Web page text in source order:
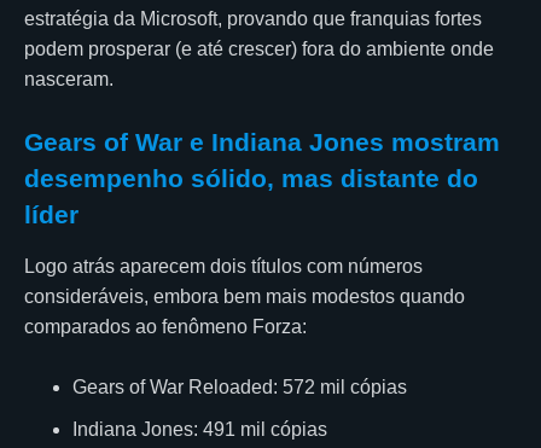
estratégia da Microsoft, provando que franquias fortes
podem prosperar (e até crescer) fora do ambiente onde
nasceram.
Gears of War e Indiana Jones mostram
desempenho sólido, mas distante do
líder
Logo atrás aparecem dois títulos com números
consideráveis, embora bem mais modestos quando
comparados ao fenômeno Forza:
Gears of War Reloaded: 572 mil cópias
Indiana Jones: 491 mil cópias